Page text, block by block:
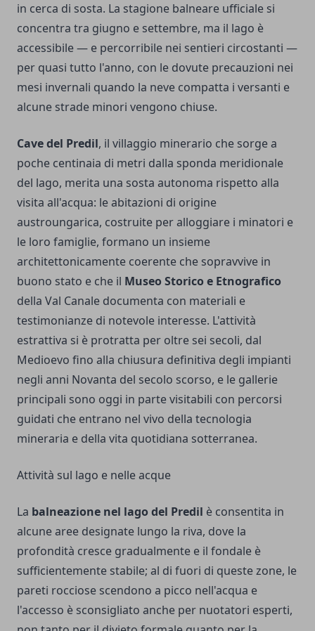
in cerca di sosta. La stagione balneare ufficiale si
concentra tra giugno e settembre, ma il lago è
accessibile — e percorribile nei sentieri circostanti —
per quasi tutto l'anno, con le dovute precauzioni nei
mesi invernali quando la neve compatta i versanti e
alcune strade minori vengono chiuse.
Cave del Predil, il villaggio minerario che sorge a
poche centinaia di metri dalla sponda meridionale
del lago, merita una sosta autonoma rispetto alla
visita all'acqua: le abitazioni di origine
austroungarica, costruite per alloggiare i minatori e
le loro famiglie, formano un insieme
architettonicamente coerente che sopravvive in
buono stato e che il Museo Storico e Etnografico
della Val Canale documenta con materiali e
testimonianze di notevole interesse. L'attività
estrattiva si è protratta per oltre sei secoli, dal
Medioevo fino alla chiusura definitiva degli impianti
negli anni Novanta del secolo scorso, e le gallerie
principali sono oggi in parte visitabili con percorsi
guidati che entrano nel vivo della tecnologia
mineraria e della vita quotidiana sotterranea.
Attività sul lago e nelle acque
La balneazione nel lago del Predil è consentita in
alcune aree designate lungo la riva, dove la
profondità cresce gradualmente e il fondale è
sufficientemente stabile; al di fuori di queste zone, le
pareti rocciose scendono a picco nell'acqua e
l'accesso è sconsigliato anche per nuotatori esperti,